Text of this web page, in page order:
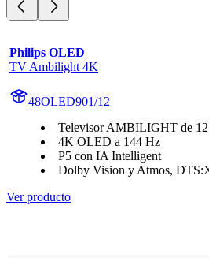
Philips OLED
TV Ambilight 4K
48OLED901/12
Televisor AMBILIGHT de
4K OLED a 144 Hz
P5 con IA Intelligent
Dolby Vision y Atmos,
Ver producto